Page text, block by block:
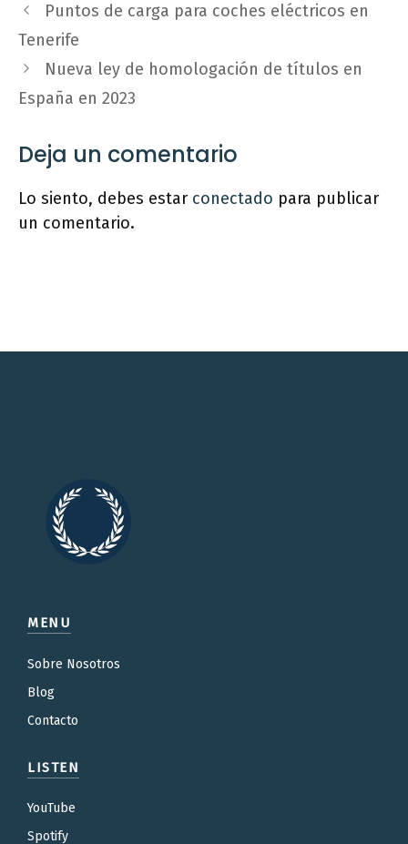
Puntos de carga para coches eléctricos en
Tenerife
Nueva ley de homologación de títulos en
España en 2023
Deja un comentario
Lo siento, debes estar conectado para publicar
un comentario.
MENU
Sobre Nosotros
Blog
Contacto
LISTEN
YouTube
Spotify